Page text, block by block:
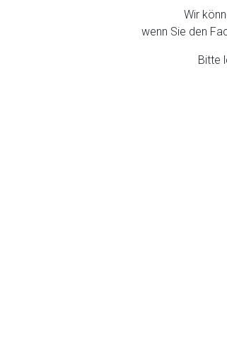
Wir
wenn Sie den
Bitte
aufgerufene Link öffnet eine externe Web-